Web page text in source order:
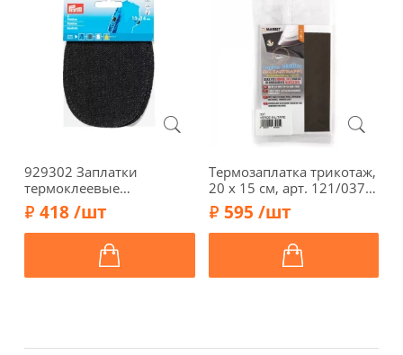
929302 Заплатки
термоклеевые
джинсовые 10*14см,
2шт, черный цв. Prym
418 /шт
Термозаплатка трикотаж,
20 х 15 см, арт. 121/037,
зеленый милитари
595 /шт